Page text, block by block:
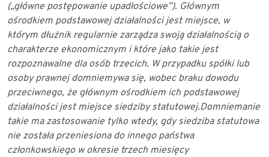
(„główne postępowanie upadłościowe”). Głównym
ośrodkiem podstawowej działalnościjest miejsce, w
którym dłużnik regularnie zarządza swoją działalnością o
charakterze ekonomicznym i które jako takie jest
rozpoznawalne dla osób trzecich. W przypadku spółki lub
osoby prawnej domniemywa się, wobec braku dowodu
przeciwnego, że głównym ośrodkiem ich podstawowej
działalności jest miejsce siedziby statutowej.Domniemanie
takie ma zastosowanie tylko wtedy, gdy siedziba statutowa
nie została przeniesiona do innego państwa
członkowskiego w okresie trzech miesięcy